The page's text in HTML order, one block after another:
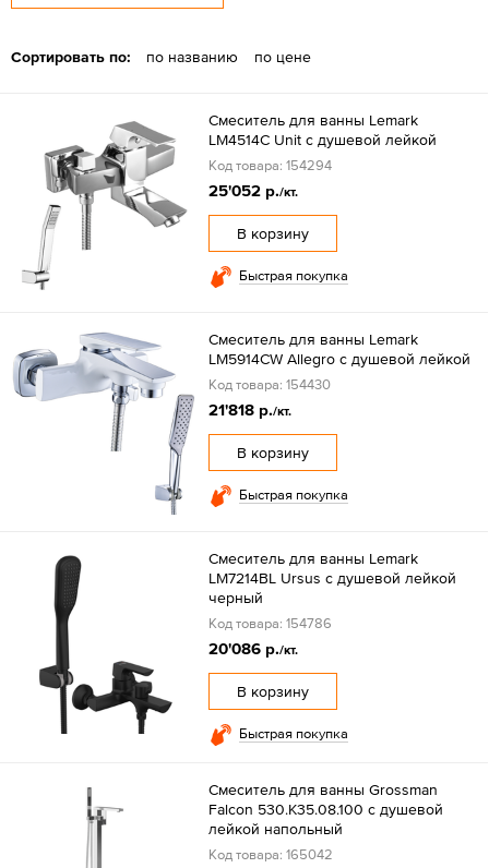
Сортировать по: по названию по цене
Смеситель для ванны Lemark
LM4514C Unit с душевой лейкой
Код товара: 154294
25'052 р./кт.
В корзину
Быстрая покупка
Смеситель для ванны Lemark
LM5914CW Allegro с душевой лейкой
Код товара: 154430
21'818 р./кт.
В корзину
Быстрая покупка
Смеситель для ванны Lemark
LM7214BL Ursus с душевой лейкой
черный
Код товара: 154786
20'086 р./кт.
В корзину
Быстрая покупка
Смеситель для ванны Grossman
Falcon 530.K35.08.100 с душевой
лейкой напольный
Код товара: 165042